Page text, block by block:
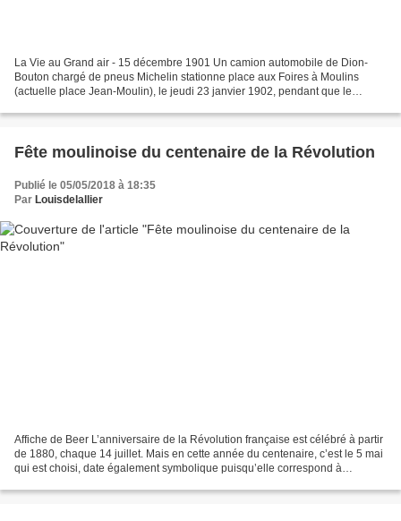
La Vie au Grand air - 15 décembre 1901 Un camion automobile de Dion-
Bouton chargé de pneus Michelin stationne place aux Foires à Moulins
(actuelle place Jean-Moulin), le jeudi 23 janvier 1902, pendant que le
Fête moulinoise du centenaire de la Révolution
Publié le 05/05/2018 à 18:35
Par Louisdelallier
Affiche de Beer L’anniversaire de la Révolution française est célébré à partir
de 1880, chaque 14 juillet. Mais en cette année du centenaire, c’est le 5 mai
qui est choisi, date également symbolique puisqu’elle correspond à